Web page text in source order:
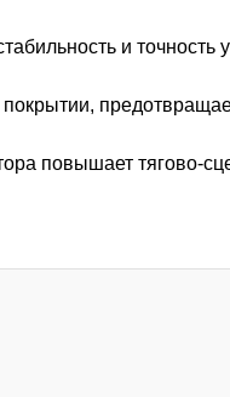
и точность
повышает тягово-